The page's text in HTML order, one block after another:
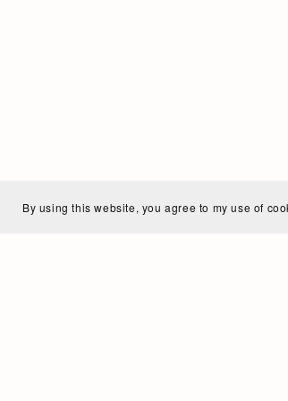
By using this website, you agree to my use of